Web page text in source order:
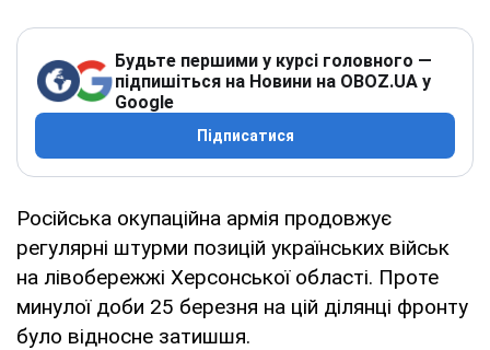
Будьте першими у курсі головного —
підпишіться на Новини на OBOZ.UA у
Google
Підписатися
Російська окупаційна армія продовжує
регулярні штурми позицій українських військ
на лівобережжі Херсонської області. Проте
минулої доби 25 березня на цій ділянці фронту
було відносне затишшя.